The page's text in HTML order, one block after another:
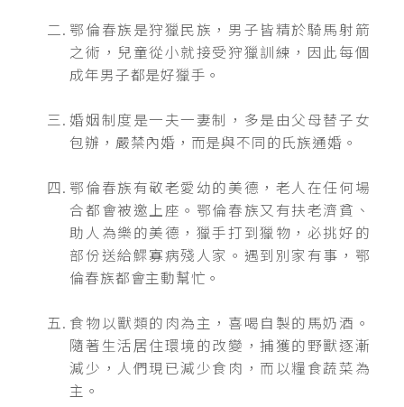
鄂倫春族是狩獵民族，男子皆精於騎馬射箭
之術，兒童從小就接受狩獵訓練，因此每個
成年男子都是好獵手。
婚姻制度是一夫一妻制，多是由父母替子女
包辦，嚴禁內婚，而是與不同的氏族通婚。
鄂倫春族有敬老愛幼的美德，老人在任何場
合都會被邀上座。鄂倫春族又有扶老濟貧、
助人為樂的美德，獵手打到獵物，必挑好的
部份送給鰥寡病殘人家。遇到別家有事，鄂
倫春族都會主動幫忙。
食物以獸類的肉為主，喜喝自製的馬奶酒。
隨著生活居住環境的改變，捕獲的野獸逐漸
減少，人們現已減少食肉，而以糧食蔬菜為
主。